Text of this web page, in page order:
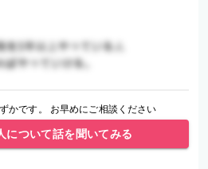
かです。 お早めにご相談ください
について話を聞いてみる